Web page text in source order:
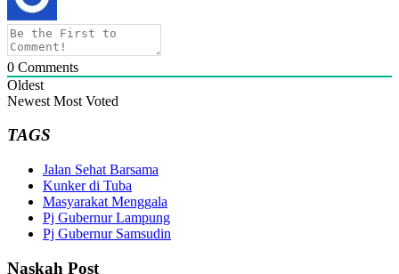
0 Comments
Oldest
Newest Most Voted
TAGS
Jalan Sehat Barsama
Kunker di Tuba
Masyarakat Menggala
Pj Gubernur Lampung
Pj Gubernur Samsudin
Naskah Post